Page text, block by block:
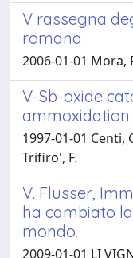
V rassegna
romana
2006-01-01 Mora,
V-Sb-oxide
1997-01-01 Centi,
Trifiro', F.
V. Flusser,
ha cambiato
mondo.
2009-01-01 LI